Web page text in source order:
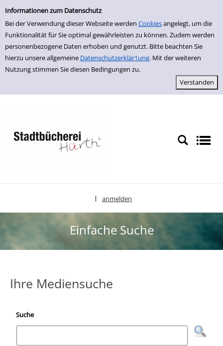
Einfache Suche
Informationen zum Datenschutz
Bei der Verwendung dieser Webseite werden Cookiesangelegt, um die
Funktionalität für Sie optimal gewährleisten zu können. Zudem werden
personenbezogene Daten erhoben und genutzt. Bitte beachten Sie
hierzu unsere allgemeine Datenschutzerklär1ung. Mit der weiteren
Nutzung stimmen Sie diesen Bedingungen zu.
zur Navigation springen
zum Inhalt springen
Zu den Suchfiltern springen
Zur Trefferliste springen
anmelden
Einfache Suche
Ihre Mediensuche
Suche